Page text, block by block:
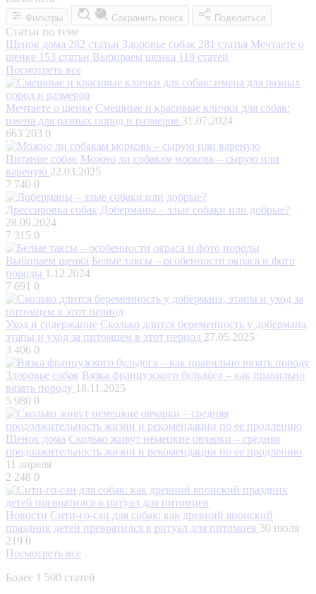
Фильтры Сохранить поиск Поделиться
Статьи по теме
Щенок дома 282 статьи Здоровье собак 281 статья Мечтаете о
щенке 153 статьи Выбираем щенка 119 статей
Посмотреть все
Мечтаете о щенке Смешные и красивые клички для собак:
имена для разных пород и размеров 31.07.2024
663 203 0
Питание собак Можно ли собакам морковь – сырую или
вареную 22.03.2025
7 740 0
Дрессировка собак Доберманы – злые собаки или добрые?
28.09.2024
7 315 0
Выбираем щенка Белые таксы – особенности окраса и фото
породы 1.12.2024
7 691 0
Уход и содержание Сколько длится беременность у добермана,
этапы и уход за питомцем в этот период 27.05.2025
3 406 0
Здоровье собак Вязка французского бульдога – как правильно
вязать породу 18.11.2025
5 980 0
Щенок дома Сколько живут немецкие овчарки – средняя
продолжительность жизни и рекомендации по ее продлению
11 апреля
2 248 0
Новости Сити-го-сан для собак: как древний японский
праздник детей превратился в ритуал для питомцев 30 июля
219 0
Посмотреть все
Более 1 500 статей